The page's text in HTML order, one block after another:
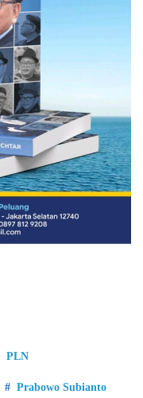
PLN
Prabowo Subianto